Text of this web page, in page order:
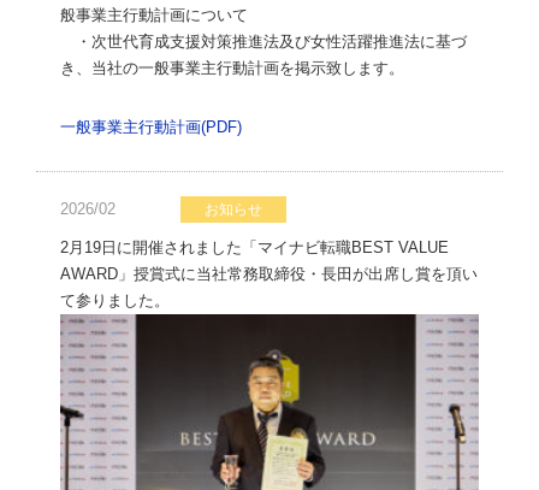
般事業主行動計画について
・次世代育成支援対策推進法及び女性活躍推進法に基づ
き、当社の一般事業主行動計画を掲示致します。
一般事業主行動計画(PDF)
2026/02 お知らせ
2月19日に開催されました「マイナビ転職BEST VALUE
AWARD」授賞式に当社常務取締役・長田が出席し賞を頂い
て参りました。